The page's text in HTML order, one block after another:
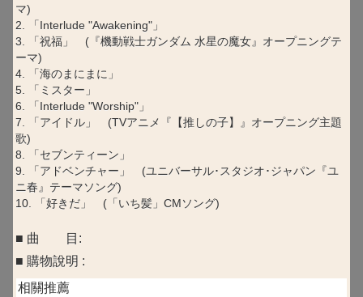
マ)
2. 「Interlude "Awakening"」
3. 「祝福」 (『機動戦士ガンダム 水星の魔女』オープニングテ
ーマ)
4. 「海のまにまに」
5. 「ミスター」
6. 「Interlude "Worship"」
7. 「アイドル」 (TVアニメ『【推しの子】』オープニング主題
歌)
8. 「セブンティーン」
9. 「アドベンチャー」 (ユニバーサル･スタジオ･ジャパン『ユ
ニ春』テーマソング)
10. 「好きだ」 (「いち髪」CMソング)
■ 曲 目:
■ 購物說明 :
相關推薦